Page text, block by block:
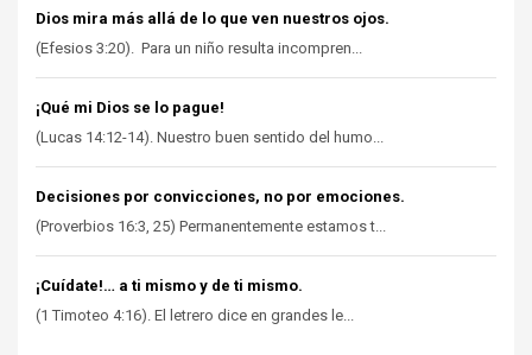
Dios mira más allá de lo que ven nuestros ojos.
(Efesios 3:20). Para un niño resulta incompren...
¡Qué mi Dios se lo pague!
(Lucas 14:12-14). Nuestro buen sentido del humo...
Decisiones por convicciones, no por emociones.
(Proverbios 16:3, 25) Permanentemente estamos t...
¡Cuídate!… a ti mismo y de ti mismo.
(1 Timoteo 4:16). El letrero dice en grandes le...